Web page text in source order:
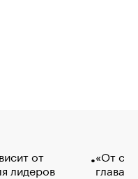
от
лидеров
«От
глава